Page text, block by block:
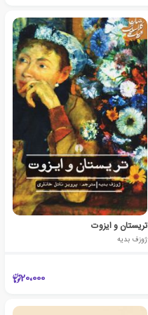
تریستان و ایزوت
ژوزف بدیه
20،000